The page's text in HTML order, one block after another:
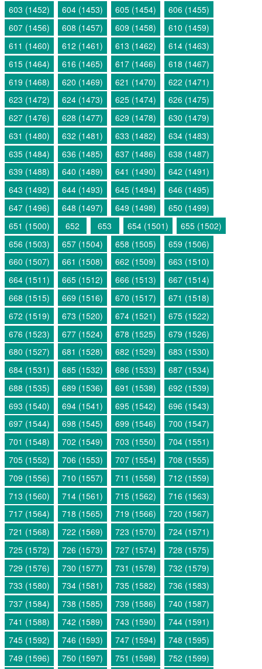
603 (1452) 604 (1453) 605 (1454)
606 (1455)
607 (1456)
608 (1457) 609 (1458)
610 (1459)
611 (1460)
612 (1461) 613 (1462)
614 (1463)
615 (1464)
616 (1465) 617 (1466)
618 (1467)
619 (1468)
620 (1469) 621 (1470)
622 (1471)
623 (1472)
624 (1473) 625 (1474)
626 (1475)
627 (1476)
628 (1477) 629 (1478)
630 (1479)
631 (1480)
632 (1481) 633 (1482)
634 (1483)
635 (1484)
636 (1485) 637 (1486)
638 (1487)
639 (1488)
640 (1489) 641 (1490)
642 (1491)
643 (1492)
644 (1493) 645 (1494)
646 (1495)
647 (1496)
648 (1497) 649 (1498)
650 (1499)
651 (1500)
652 653 654 (1501)
655 (1502)
656 (1503)
657 (1504) 658 (1505)
659 (1506)
660 (1507)
661 (1508) 662 (1509)
663 (1510)
664 (1511)
665 (1512) 666 (1513)
667 (1514)
668 (1515)
669 (1516) 670 (1517)
671 (1518)
672 (1519)
673 (1520) 674 (1521)
675 (1522)
676 (1523)
677 (1524) 678 (1525)
679 (1526)
680 (1527)
681 (1528) 682 (1529)
683 (1530)
684 (1531)
685 (1532) 686 (1533)
687 (1534)
688 (1535)
689 (1536) 691 (1538)
692 (1539)
693 (1540)
694 (1541) 695 (1542)
696 (1543)
697 (1544)
698 (1545) 699 (1546)
700 (1547)
701 (1548)
702 (1549) 703 (1550)
704 (1551)
705 (1552)
706 (1553) 707 (1554)
708 (1555)
709 (1556)
710 (1557) 711 (1558)
712 (1559)
713 (1560)
714 (1561) 715 (1562)
716 (1563)
717 (1564)
718 (1565) 719 (1566)
720 (1567)
721 (1568)
722 (1569) 723 (1570)
724 (1571)
725 (1572)
726 (1573) 727 (1574)
728 (1575)
729 (1576)
730 (1577) 731 (1578)
732 (1579)
733 (1580)
734 (1581) 735 (1582)
736 (1583)
737 (1584)
738 (1585) 739 (1586)
740 (1587)
741 (1588)
742 (1589) 743 (1590)
744 (1591)
745 (1592)
746 (1593) 747 (1594)
748 (1595)
749 (1596)
750 (1597) 751 (1598)
752 (1599)